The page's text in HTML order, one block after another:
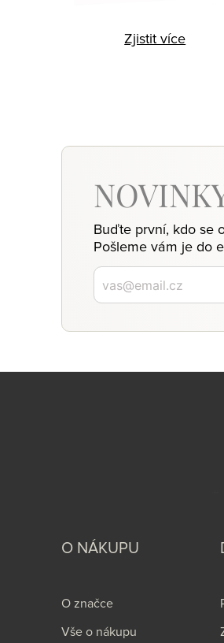
Zjistit více
Buďte první, kdo se
Pošleme vám je do
O NÁKUPU
O značce
Vše o nákupu